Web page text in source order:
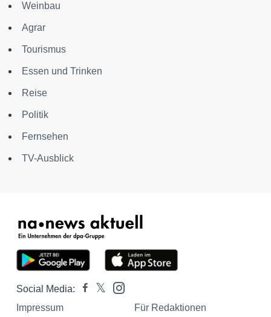
Weinbau
Agrar
Tourismus
Essen und Trinken
Reise
Politik
Fernsehen
TV-Ausblick
Social Media:
Impressum
Für Redaktionen